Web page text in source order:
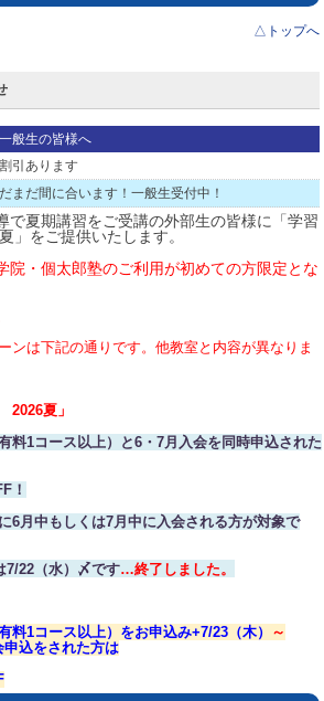
月入会相談・手続き推奨日①
14:30～22:00
月入会相談・手続き推奨日②
です。
ご了承願います。
△トップへ
般生の皆様へ
引あります
まだ間に合います！一般生受付中！
で夏期講習をご受講の外部生の皆様に「学習
」をご提供いたします。
・個太郎塾のご利用が初めての方限定とな
ンは下記の通りです。他教室と内容が異なりま
2026夏 」
料1コース以上）と6・7月 入会を同時申込された
！
6月中もしくは7月中に入会される方が対象で
22（水）〆です…終了しました。
料1コース以上）をお申込み+7/23（木）
～
申込をされた方は